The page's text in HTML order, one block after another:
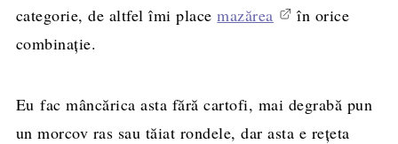
categorie, de altfel îmi placemazărea
în orice
combinaţie.
Eu fac mâncărica asta fără cartofi, mai degrabă pun
un morcov ras sau tăiat rondele, dar asta e reţeta